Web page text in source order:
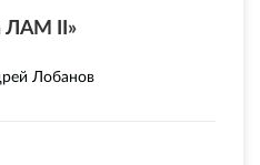
ЛАМ II»
Лобанов